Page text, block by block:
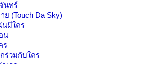
นทร์
ย (Touch Da Sky)
นมีใคร
น
ร
ร่วมกับใคร